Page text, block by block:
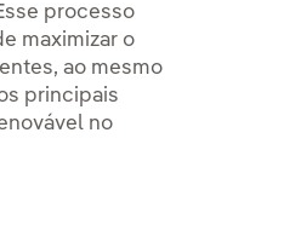
processo
maximizar o
ao mesmo
principais
no